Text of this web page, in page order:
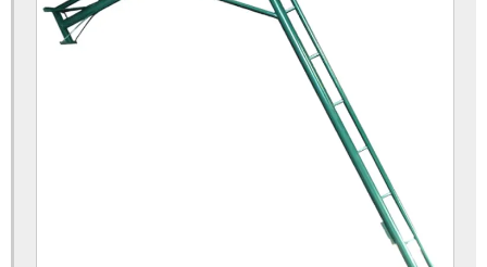
Piso monolítico área externa